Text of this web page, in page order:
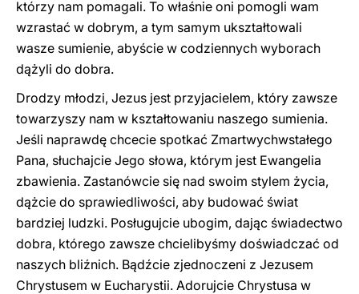
którzy nam pomagali. To właśnie oni pomogli wam
wzrastać w dobrym, a tym samym ukształtowali
wasze sumienie, abyście w codziennych wyborach
dążyli do dobra.
Drodzy młodzi, Jezus jest przyjacielem, który zawsze
towarzyszy nam w kształtowaniu naszego sumienia.
Jeśli naprawdę chcecie spotkać Zmartwychwstałego
Pana, słuchajcie Jego słowa, którym jest Ewangelia
zbawienia. Zastanówcie się nad swoim stylem życia,
dążcie do sprawiedliwości, aby budować świat
bardziej ludzki. Posługujcie ubogim, dając świadectwo
dobra, którego zawsze chcielibyśmy doświadczać od
naszych bliźnich. Bądźcie zjednoczeni z Jezusem
Chrystusem w Eucharystii. Adorujcie Chrystusa w